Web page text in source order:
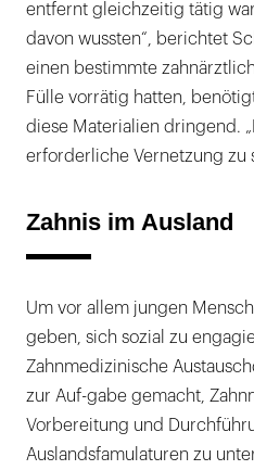
entfernt gleichzeitig tätig
davon wussten“, berichtet
einen bestimmte
Fülle vorrätig hatten,
diese Materialien dringend.
erforderliche Vernetzung zu
Zahnis im Ausland
Um vor allem jungen
geben, sich sozial zu
Zahnmedizinische
zur Auf-gabe gemacht,
Vorbereitung und
Auslandsfamulaturen zu